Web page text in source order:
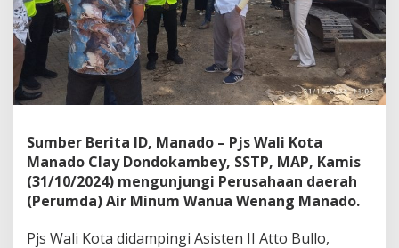
l
y
D
o
n
d
a
m
b
e
H
Sumber Berita ID, Manado – Pjs Wali Kota
Manado Clay Dondokambey, SSTP, MAP, Kamis
(31/10/2024) mengunjungi Perusahaan daerah
(Perumda) Air Minum Wanua Wenang Manado.
Pjs Wali Kota didampingi Asisten II Atto Bullo,